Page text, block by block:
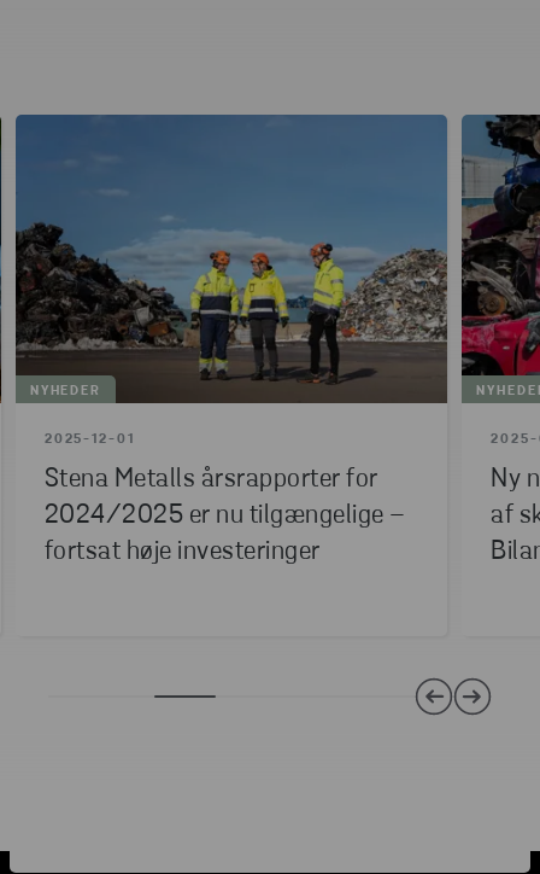
NYHEDER
2025-12-01
Stena Metalls årsrapporter for
2024/2025 er nu tilgængelige –
fortsat høje investeringer
Ny
af